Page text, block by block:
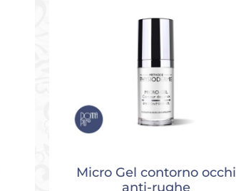
Micro Gel contorno occhi
anti-rughe